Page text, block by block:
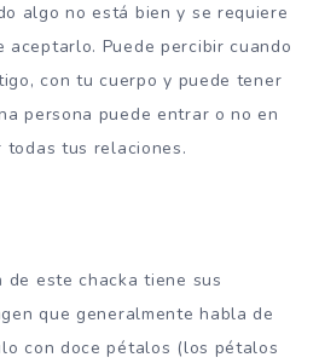
algo no está bien y se requiere
aceptarlo. Puede percibir cuando
con tu cuerpo y puede tener
persona puede entrar o no en
todas tus relaciones.
de este chacka tiene sus
que generalmente habla de
con doce pétalos (los pétalos